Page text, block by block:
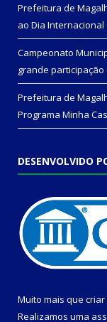
Prefeitura de
ao Dia
Campeonato
grande
Prefeitura de
Programa Minha
DESENVOLVIDO
Muito mais que criar
Realizamos uma